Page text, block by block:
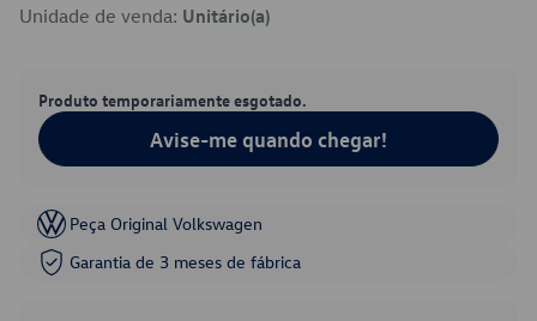
Unidade de venda: Unitário(a)
Produto temporariamente esgotado.
Avise-me quando chegar!
Peça Original Volkswagen
Garantia de 3 meses de fábrica